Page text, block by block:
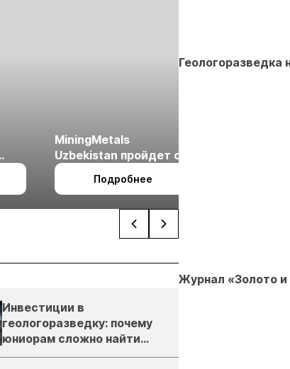
MiningMetals
Uzbekistan пройдет с
27 по 29 октября в г.
Ташкент
Подробнее
Инвестиции в
геологоразведку: почему
юниорам сложно найти
деньги
Геологоразведка
Журнал «Золото и